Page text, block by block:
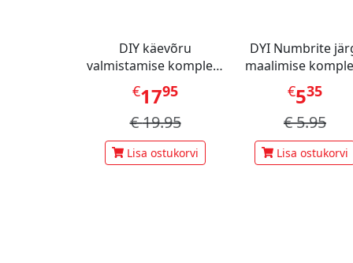
DIY käevõru
valmistamise komplekt
Transformation
€1795
€19.95
Lisa ostukorvi
DYI Numbrite
maalimise
(Disney Stitch
Party)
€535
€5.95
Lisa ostukorvi